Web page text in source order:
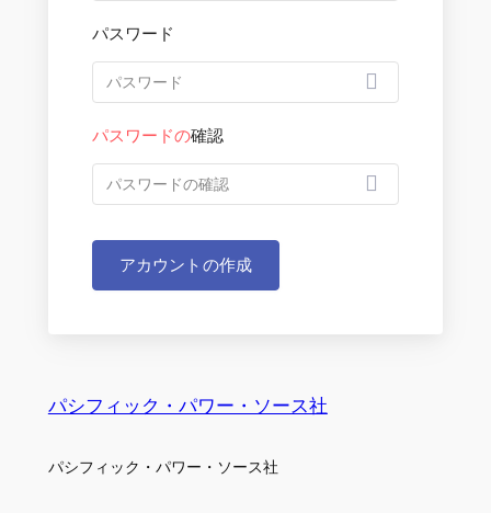
パスワード
パスワードの確認
アカウントの作成
パシフィック・パワー・ソース社
パシフィック・パワー・ソース社